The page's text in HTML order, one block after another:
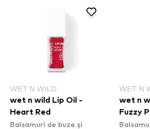
WET N WILD
wet n wild Lip Oil -
Heart Red
Balsamuri de buze și
WET N
wet n
Fuzzy